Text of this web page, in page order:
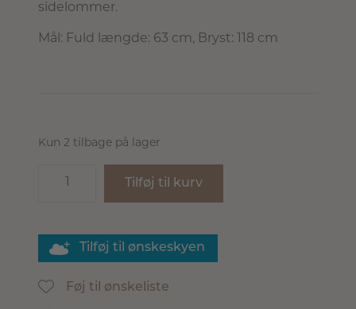
sidelommer.
Mål: Fuld længde: 63 cm, Bryst: 118 cm
Kun 2 tilbage på lager
Tilføj til kurv
Tilføj til ønskeskyen
Føj til ønskeliste